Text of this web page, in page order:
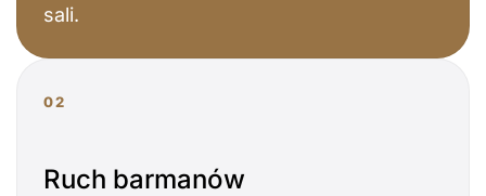
sali.
02
Ruch barmanów